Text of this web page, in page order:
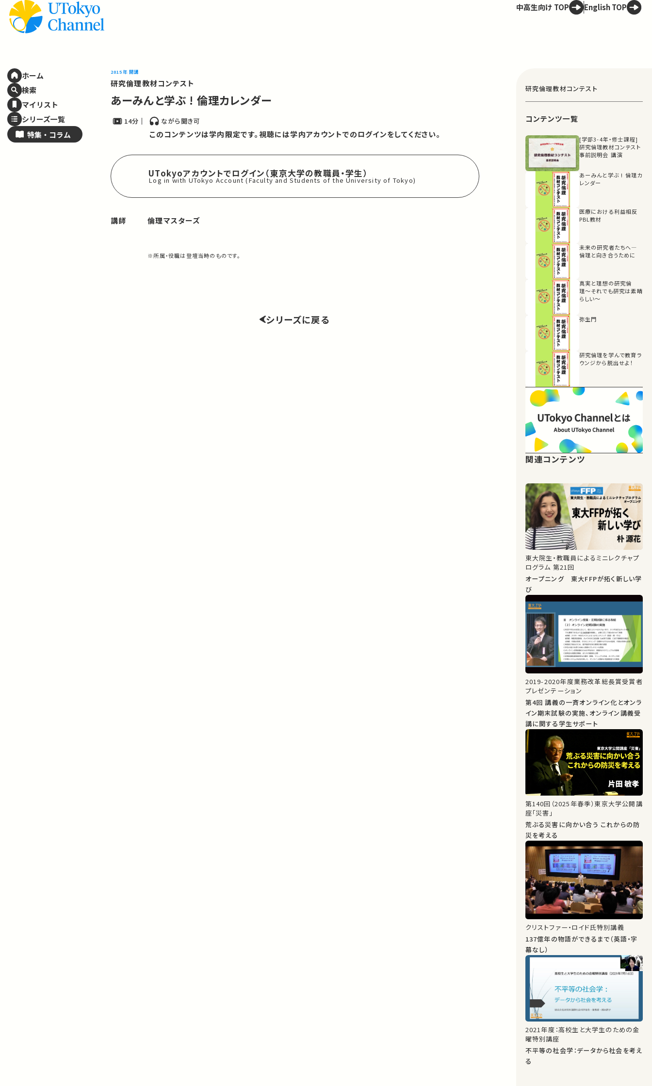
ホーム
検索
マイリスト
シリーズ一覧
特集・ コラム
中高生向け TOP English TOP
2015年 開講
研究倫理教材コンテスト
あーみんと学ぶ ! 倫理カレンダー
14分 ながら聞き可
このコンテンツは学内限定です。視聴には学内アカウントでのログインをしてください。
UTokyoアカウントでログイン （東京大学の教職員・学生）
Log in with UTokyo Account (Faculty and Students ofthe University of Tokyo)
講師 倫理マスターズ
※所属・役職は登壇当時のものです。
シリーズに戻る
研究倫理教材コンテスト
コンテンツ一覧
[学部3-4年・修士課程]
研究倫理教材コンテスト
事前説明会 講演
あーみんと学ぶ ! 倫理カ
レンダー
医療における利益相反
PBL教材
未来の研究者たちへ―
倫理と向き合うために
真実と理想の研究倫
理〜それでも研究は素晴
らしい〜
弥生門
研究倫理を学んで教育ラ
ウンジから脱出せよ！
関連コンテンツ
東大院生・教職員によるミニレクチャプ
ログラム 第21回
オープニング 東大FFPが拓く新しい学
び
2019-2020年度業務改革総長賞受賞者
プレゼンテーション
第4回 講義の一斉オンライン化とオンラ
イン期末試験の実施、オンライン講義受
講に関する学生サポート
第140回（2025年春季）東京大学公開講
座「災害」
荒ぶる災害に向かい合う これからの防
災を考える
クリストファー・ロイド氏特別講義
137億年の物語ができるまで（英語・字
幕なし）
2021年度：高校生と大学生のための金
曜特別講座
不平等の社会学：データから社会を考え
る